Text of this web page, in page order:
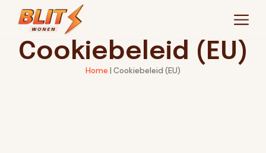
Cookiebeleid (EU)
Home | Cookiebeleid (EU)